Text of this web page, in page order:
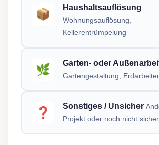
📦
Haushaltsauflösung
Wohnungsauflösung,
Kellerentrümpelung
🌿 Garten- oder
Gartengestaltung,
❓ Sonstiges / Unsicher
Projekt oder noch nicht sicher